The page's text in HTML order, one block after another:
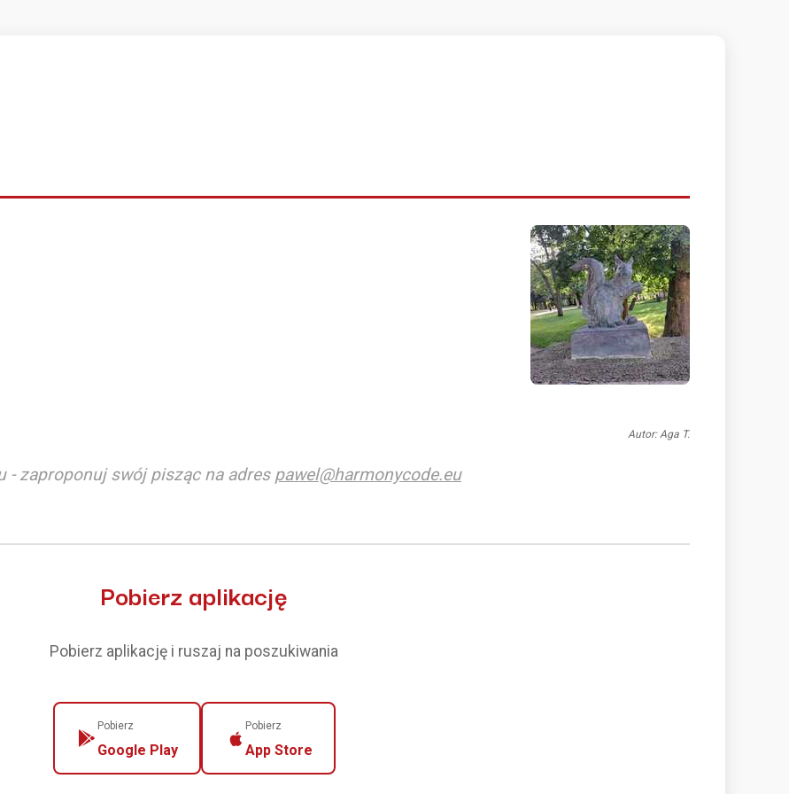
Autor: Aga T.
- zaproponuj swój pisząc na adres pawel@harmonycode.eu
Pobierz aplikację
Pobierz aplikację i ruszaj na poszukiwania
Pobierz
Google Play
Pobierz
App Store